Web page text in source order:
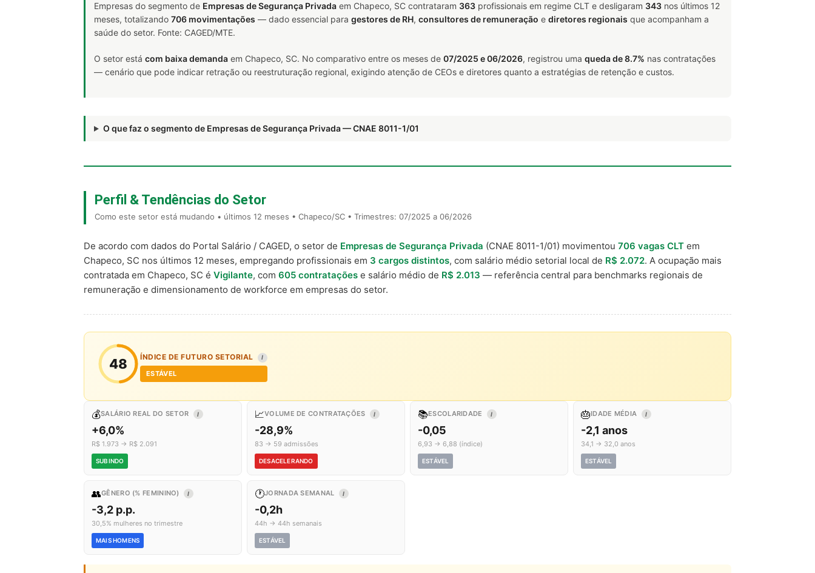
Empresas do segmento de Empresas de Segurança Privada em Chapeco, SC contrataram 363 profissionais em regime CLT e desligaram 343 nos últimos 12
meses, totalizando 706 movimentações — dado essencial para gestores de RH, consultores de remuneração e diretores regionais que acompanham a
saúde do setor. Fonte: CAGED/MTE.
O setor está com baixa demanda em Chapeco, SC. No comparativo entre os meses de 07/2025 e 06/2026, registrou uma queda de 8.7% nas contratações
— cenário que pode indicar retração ou reestruturação regional, exigindo atenção de CEOs e diretores quanto a estratégias de retenção e custos.
O que faz o segmento de Empresas de Segurança Privada — CNAE 8011-1/01
Perfil & Tendências do Setor
Como este setor está mudando • últimos 12 meses • Chapeco/SC • Trimestres: 07/2025 a 06/2026
De acordo com dados do Portal Salário / CAGED, o setor de Empresas de Segurança Privada (CNAE 8011-1/01) movimentou 706 vagas CLT em
Chapeco, SC nos últimos 12 meses, empregando profissionais em 3 cargos distintos, com salário médio setorial local de R$ 2.072. A ocupação mais
contratada em Chapeco, SC é Vigilante, com 605 contratações e salário médio de R$ 2.013 — referência central para benchmarks regionais de
remuneração e dimensionamento de workforce em empresas do setor.
48 ÍNDICE DE FUTURO SETORIAL I
ESTÁVEL
💰SALÁRIO REAL DO SETOR I
+6,0%
R$ 1.973 → R$ 2.091
SUBINDO
📈VOLUME DE CONTRATAÇÕES I
-28,9%
83 → 59 admissões
DESACELERANDO
📚ESCOLARIDADE I
-0,05
6,93 → 6,88 (índice)
ESTÁVEL
🎂IDADE MÉDIA I
-2,1 anos
34,1 → 32,0 anos
ESTÁVEL
👥GÊNERO (% FEMININO) I
-3,2 p.p.
30,5% mulheres no trimestre
MAIS HOMENS
🕐JORNADA SEMANAL I
-0,2h
44h → 44h semanais
ESTÁVEL